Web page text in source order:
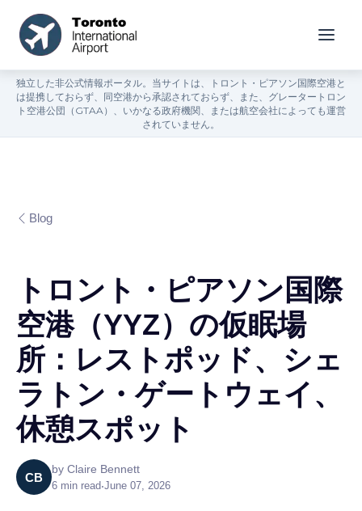
独立した非公式情報ポータル。当サイトは、トロント・ピアソン国際空港と
は提携しておらず、同空港から承認されておらず、また、グレータートロン
ト空港公団（GTAA）、いかなる政府機関、または航空会社によっても運営
されていません。
Blog
トロント・ピアソン国際
空港（YYZ）の仮眠場
所：レストポッド、シェ
ラトン・ゲートウェイ、
休憩スポット
CB
by Claire Bennett
6 min read•June 07, 2026